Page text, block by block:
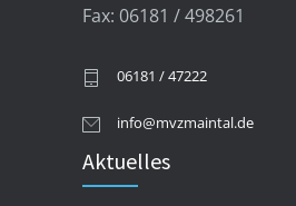
Fax: 06181 / 498261
06181 / 47222
info@mvzmaintal.de
Aktuelles